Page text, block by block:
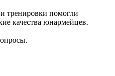
тренировки помогли
качества юнармейцев.